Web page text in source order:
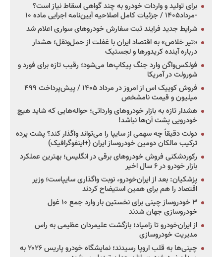
برای تولید و واردات خودرو به چند گواهی اسقاط نیاز است؟
-مرداد۱۴۰۵ / جزئیات کامل اصلاحیه آیین‌نامه اجرایی ماده ۱۰
شرایط جدید فرایند ثبت سفارش خودروهای سواری اعلام شد
«تیر خلاص» به اقتصاد ایران با غفلت از حمل‌ونقل؛ هشدار
درباره آینده کریدورها و لجستیک
فولکس‌واگن وارد جنگ پیکاپ‌ها می‌شود؛ رقیب تازه برای فورد و
شورولت در آمریکا
فروش کوییک اس از امروز در مرداد ۱۴۰۵ / پیش‌پرداخت ۴۹۹
میلیون و قیمت نامشخص
هشدار تازه به بازار خودروهای وارداتی؛ حواله‌هایی که شاید هیچ
خودرویی پشت آن‌ها نباشد!
دولت دقیقاً چه سهمی از سایپا را می‌تواند واگذار کند؟ پشت پرده
ترکیب مالکان دومین خودروساز ایران (+اینفوگرافیک)
رکوردشکنی فروش خودروهای برقی در انگلیس؛ بهترین عملکرد
بازار خودرو در ۶ سال اخیر
پزشکیان: بعد از ایران‌خودرو، نوبت واگذاری سایپاست؛ وزیر
اقتصاد را هم برای همین استیضاح کردند
۳ خودروساز چینی برای نخستین بار وارد جمع ۱۰ غول
خودروسازی جهان شدند
از ایران‌خودرو تا زامیاد؛ بازگشت علیمردان عظیمی به راس
مدیریت خودروسازی
چینی‌ها به قلب اروپا رسیدند؛ نمایشگاه خودرو پاریس ۲۰۲۶ به